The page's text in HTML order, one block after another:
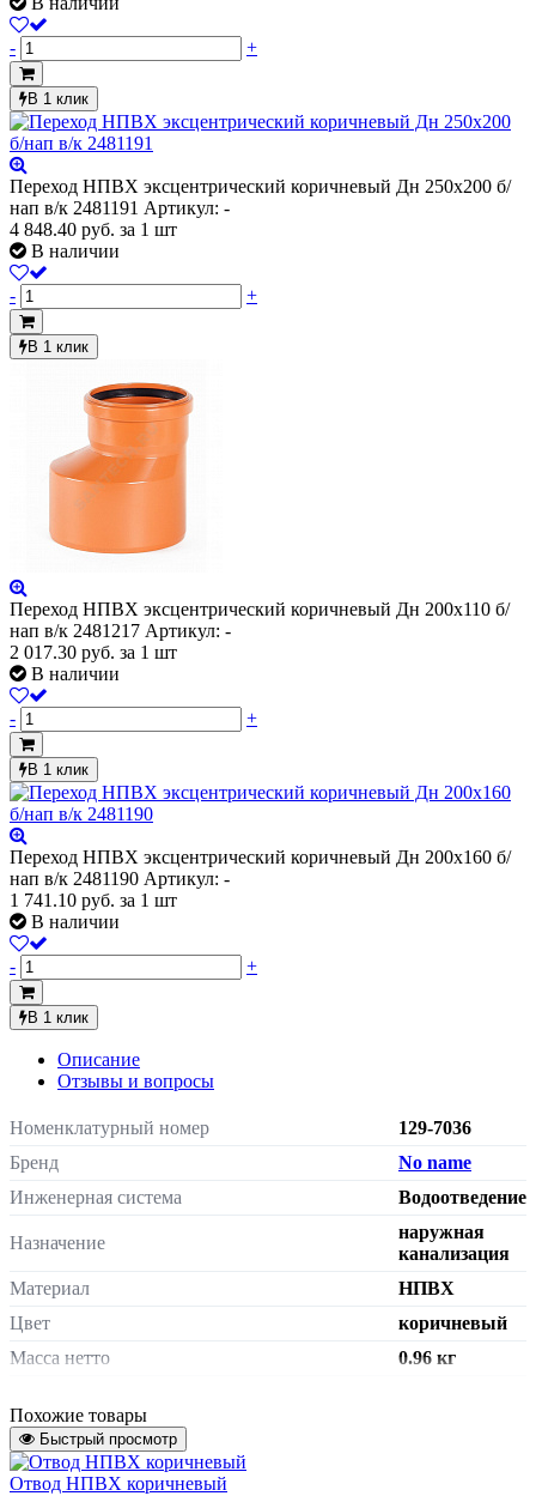
- +
В 1 клик
Переход НПВХ эксцентрический коричневый Дн 250х200 б/
нап в/к 2481191 Артикул: -
4 848.40 руб. за 1 шт
В наличии
- +
В 1 клик
Переход НПВХ эксцентрический коричневый Дн 200х110 б/
нап в/к 2481217 Артикул: -
2 017.30 руб. за 1 шт
В наличии
- +
В 1 клик
Переход НПВХ эксцентрический коричневый Дн 200х160 б/
нап в/к 2481190 Артикул: -
1 741.10 руб. за 1 шт
В наличии
- +
В 1 клик
Описание
Отзывы и вопросы
Номенклатурный номер
129-7036
Бренд
No name
Инженерная система
Водоотведение
Назначение
наружная
канализация
Материал
НПВХ
Цвет
коричневый
Масса нетто
0.96 кг
Диаметр, мм
Диаметр, мм
Характеризует наружный диаметр труб и
Похожие товары
Быстрый просмотр
Отвод НПВХ коричневый